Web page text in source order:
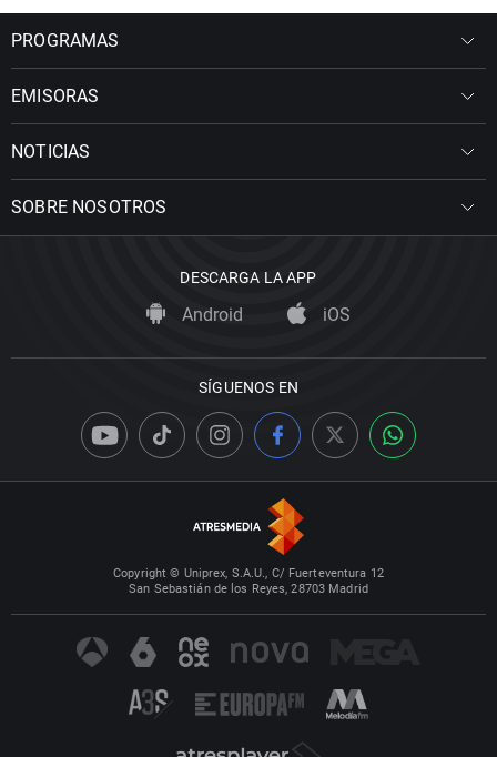
PROGRAMAS
EMISORAS
NOTICIAS
SOBRE NOSOTROS
DESCARGA LA APP
Android iOS
SÍGUENOS EN
Copyright © Uniprex, S.A.U., C/ Fuerteventura 12
San Sebastián de los Reyes, 28703 Madrid